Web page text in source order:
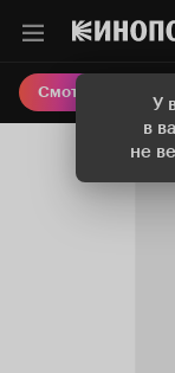
У
в
не
Смотреть кино